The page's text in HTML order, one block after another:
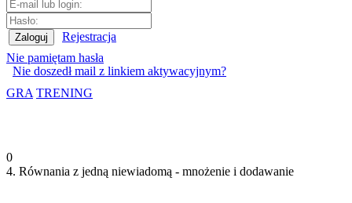
Rejestracja
Nie pamiętam hasła
Nie doszedł mail z linkiem aktywacyjnym?
GRA TRENING
0
4. Równania z jedną niewiadomą - mnożenie i dodawanie